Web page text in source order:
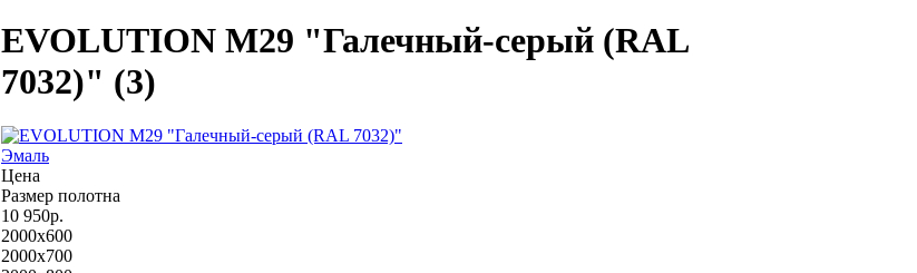
EVOLUTION M29 "Галечный-серый (RAL
7032)" (3)
Эмаль
Цена
Размер полотна
10 950р.
2000x600
2000x700